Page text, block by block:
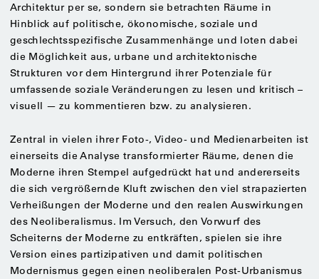
Architektur per se, sondern sie betrachten Räume in
Hinblick auf politische, ökonomische, soziale und
geschlechtsspezifische Zusammenhänge und loten dabei
die Möglichkeit aus, urbane und architektonische
Strukturen vor dem Hintergrund ihrer Potenziale für
umfassende soziale Veränderungen zu lesen und kritisch –
visuell — zu kommentieren bzw. zu analysieren.
Zentral in vielen ihrer Foto-, Video- und Medienarbeiten ist
einerseits die Analyse transformierter Räume, denen die
Moderne ihren Stempel aufgedrückt hat und andererseits
die sich vergrößernde Kluft zwischen den viel strapazierten
Verheißungen der Moderne und den realen Auswirkungen
des Neoliberalismus. Im Versuch, den Vorwurf des
Scheiterns der Moderne zu entkräften, spielen sie ihre
Version eines partizipativen und damit politischen
Modernismus gegen einen neoliberalen Post-Urbanismus